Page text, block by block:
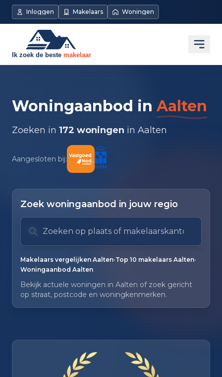
Inloggen Makelaars Woningen
Woningaanbod in Aalten
Zoeken in 172 woningen in Aalten
Aangesloten bij:
Zoek woningaanbod in jouw regio
Zoek op plaats of makelaarskantoor
Typ om te zoeken. Gebruik pijl omlaag en pijl
Makelaars vergelijken Aalten•Top 10 makelaars Aalten•
Woningaanbod Aalten
Bekijk actuele woningen in Aalten of zoek gericht
op straat, postcode en woningkenmerken.